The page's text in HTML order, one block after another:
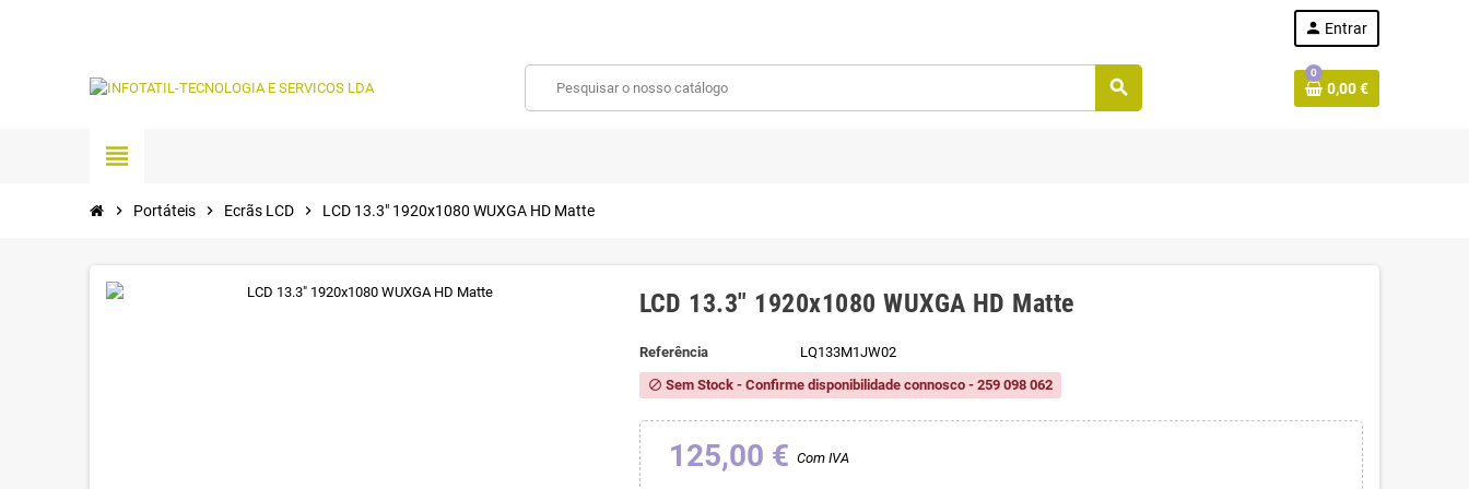
person Entrar
search
0
0,00 €
view_headline
chevron_right Portáteis chevron_right Ecrãs LCD chevron_right LCD 13.3" 1920x1080 WUXGA HD Matte
LCD 13.3" 1920x1080 WUXGA HD Matte
Referência LQ133M1JW02
block Sem Stock - Confirme disponibilidade connosco - 259 098 062
125,00 € Com IVA